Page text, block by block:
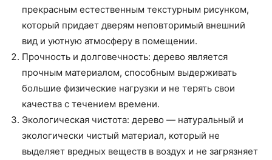
прекрасным естественным текстурным рисунком,
который придает дверям неповторимый внешний
вид и уютную атмосферу в помещении.
Прочность и долговечность: дерево является
прочным материалом, способным выдерживать
большие физические нагрузки и не терять свои
качества с течением времени.
Экологическая чистота: дерево — натуральный и
экологически чистый материал, который не
выделяет вредных веществ в воздух и не загрязняет